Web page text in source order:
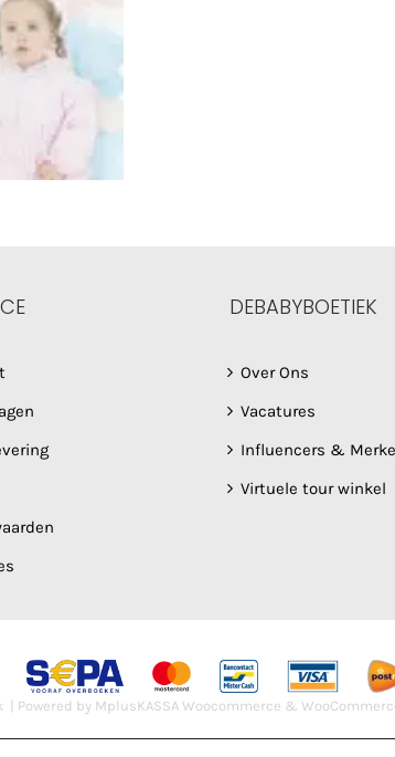
DEBABYBOETIEK
Over Ons
Vacatures
Influencers &
Virtuele tour winkel
| Powered by MplusKASSA Woocommerce &